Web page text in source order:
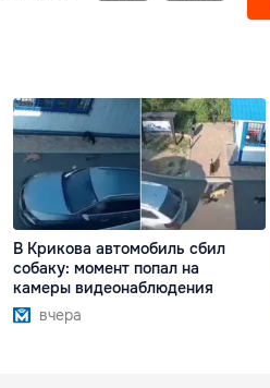
В Крикова автомобиль сбил
собаку: момент попал на
камеры видеонаблюдения
вчера